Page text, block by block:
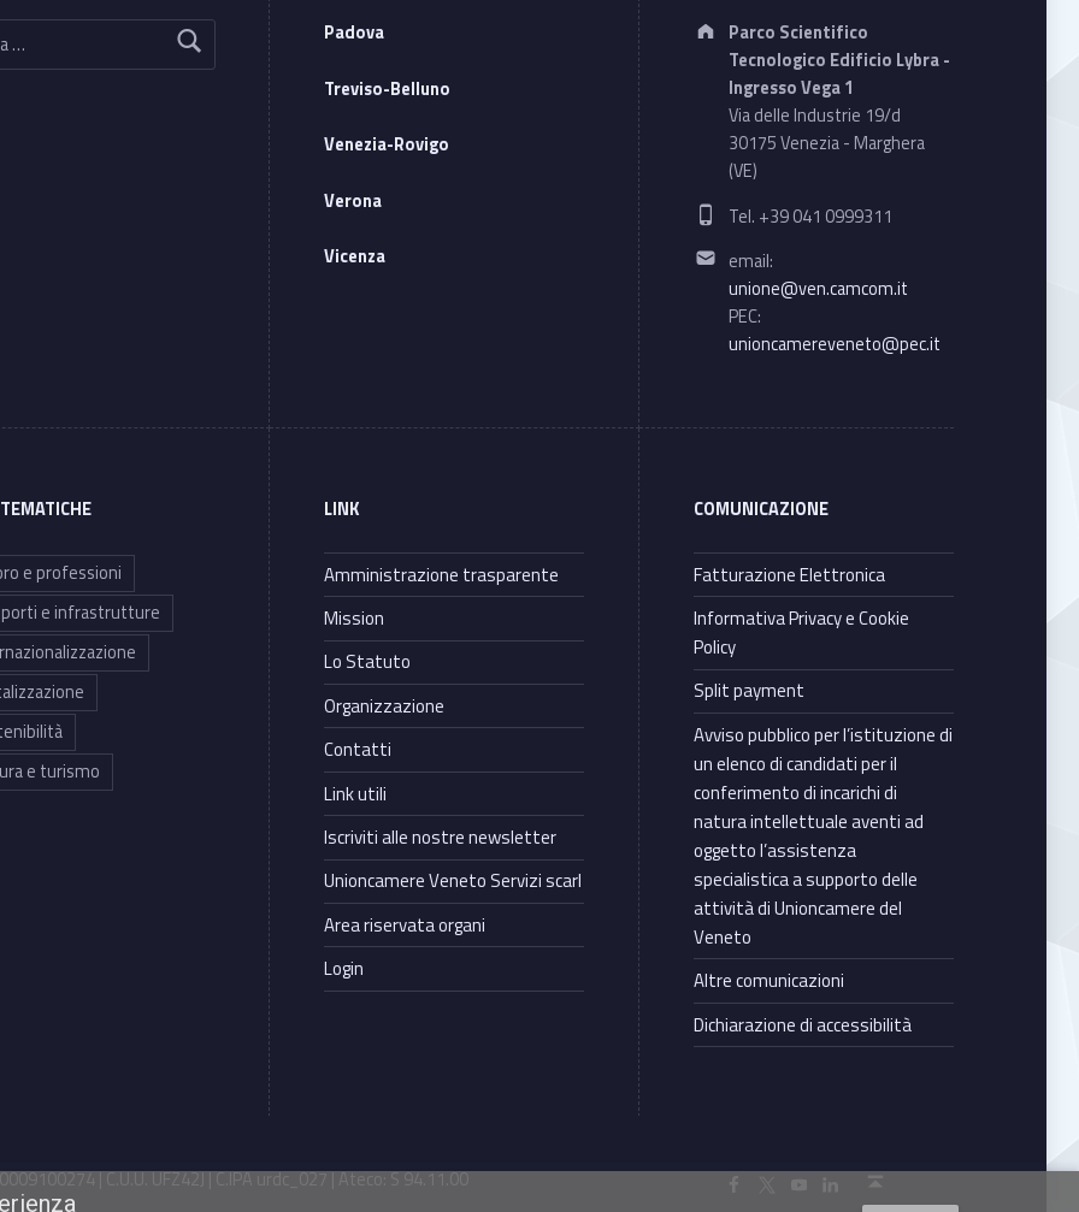
Padova
Treviso-Belluno
Venezia-Rovigo
Verona
Vicenza
Address:
Parco Scientifico
Tecnologico Edificio Lybra -
Ingresso Vega 1
Via delle Industrie 19/d
30175 Venezia - Marghera
(VE)
Phone number:
Tel. +39 041 0999311
Email address:
email:
unione@ven.camcom.it
PEC:
unioncamereveneto@pec.it
e professioni
e infrastrutture
e turismo
LINK
Amministrazione trasparente
Mission
Lo Statuto
Organizzazione
Contatti
Link utili
Iscriviti alle nostre newsletter
Unioncamere Veneto Servizi scarl
Area riservata organi
Login
COMUNICAZIONE
Fatturazione Elettronica
Informativa Privacy e Cookie
Policy
Split payment
Avviso pubblico per l’istituzione di
un elenco di candidati per il
conferimento di incarichi di
natura intellettuale aventi ad
oggetto l’assistenza
specialistica a supporto delle
attività di Unioncamere del
Veneto
Altre comunicazioni
Dichiarazione di accessibilità
| C.U.U. UFZ42J | C.IPA urdc_027 | Ateco: S 94.11.00 Facebook Unioncamere VenetoTwitter Unioncamere VenetoYoutube Unioncamere VenetoLinkedin Unioncamere Veneto Torna in cima ↑